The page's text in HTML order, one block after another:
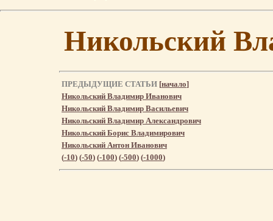
Никольский
ПРЕДЫДУЩИЕ СТАТЬИ [начало]
Никольский Владимир Иванович
Никольский Владимир Васильевич
Никольский Владимир Александрович
Никольский Борис Владимирович
Никольский Антон Иванович
(-10) (-50) (-100) (-500) (-1000)